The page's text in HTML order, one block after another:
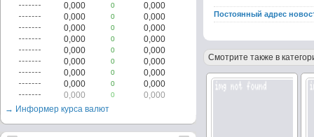
Постоянный адрес
Смотрите также в
0,000
0
0,000
0,000
0
0,000
0,000
0
0,000
0,000
0
0,000
0,000
0
0,000
0,000
0
0,000
0,000
0
0,000
0,000
0
0,000
0,000
0
0,000
→ Информер курса валют